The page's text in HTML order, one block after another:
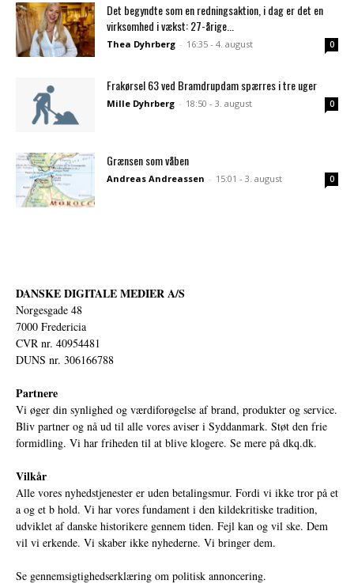
Det begyndte som en redningsaktion, i dag er det en
virksomhed i vækst: 27-årige...
Thea Dyhrberg - 16:35 - 4. august 0
Frakørsel 63 ved Bramdrupdam spærres i tre uger
Mille Dyhrberg - 18:50 - 3. august 0
Grænsen som våben
Andreas Andreassen - 15:01 - 3. august 0
DANSKE DIGITALE MEDIER A/S
Norgesgade 48
7000 Fredericia
CVR nr. 40954481
DUNS nr. 306166788
Partnere
Vi øger din synlighed og værdiforøgelse af brand, produkter og service.
Bliv partner og nå ud til alle vores aviser i Syddanmark. Støt den frie
formidling. Vi har friheden til at blive klogere. Se mere på dkq.dk.
Vilkår
Alle vores nyhedstjenester er uden betalingsmur. Fordi vi ikke tror på et
a og et b hold. Vi har vores fundament i den kildekritiske tradition,
udviklet af danske historikere gennem tiden. Fejl kan og vil ske. Dem
vil vi erkende. Vi skaber ikke nyhederne. Vi bringer dem.
Se gennemsigtighedserklæring om politisk annoncering.